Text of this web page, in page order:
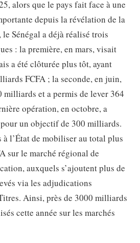
alors que le pays fait face à une
depuis la révélation de la
Sénégal a déjà réalisé trois
: la première, en mars, visait
a été clôturée plus tôt, ayant
FCFA ; la seconde, en juin,
et a permis de lever 364
opération, en octobre, a
un objectif de 300 milliards.
à l’État de mobiliser au total plus
sur le marché régional de
auxquels s’ajoutent plus de
via les adjudications
Ainsi, près de 3000 milliards
cette année sur les marchés